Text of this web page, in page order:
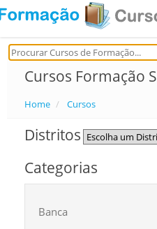
Cursos Formação
Home Cursos
Distritos
Categorias
Banca